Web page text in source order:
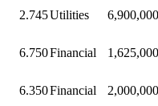
2.745Utilities
6.750Financial
6.350Financial